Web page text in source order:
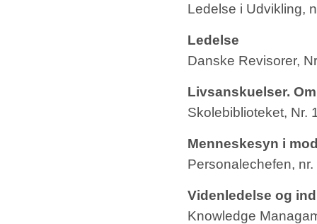
Ledelse i Udvikling,
Ledelse
Danske Revisorer,
Livsanskuelser.
Skolebiblioteket, Nr.
Menneskesyn i
Personalechefen,
Videnledelse og
Knowledge